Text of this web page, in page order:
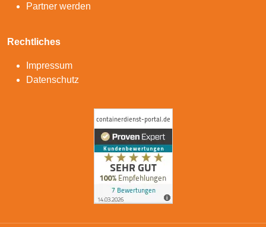
Partner werden
Rechtliches
Impressum
Datenschutz